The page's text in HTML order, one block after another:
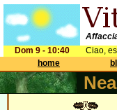
Dom 9 - 10:40
Ciao,
home